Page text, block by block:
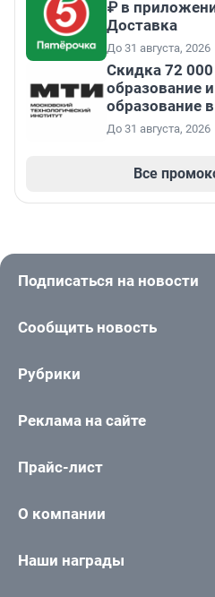
₽ в
Доставка
До 31 августа, 2026
Скидка 72
образование
образование
До 31 августа, 2026
Все
Подписаться на новости
Сообщить новость
Рубрики
Реклама на сайте
Прайс-лист
О компании
Наши награды